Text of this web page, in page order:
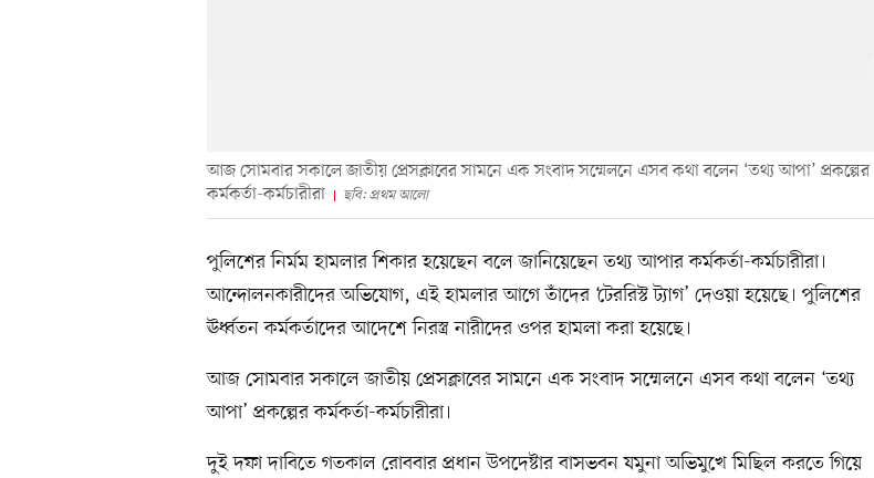
আজ সোমবার সকালে জাতীয় প্রেসক্লাবের সামনে এক সংবাদ সম্মেলনে এসব কথা বলেন ‘তথ্য আপা’ প্রকল্পের
কর্মকর্তা-কর্মচারীরা
ছবি: প্রথম আলো
পুলিশের নির্মম হামলার শিকার হয়েছেন বলে জানিয়েছেন তথ্য আপার কর্মকর্তা-কর্মচারীরা।
আন্দোলনকারীদের অভিযোগ, এই হামলার আগে তাঁদের ‘টেররিস্ট ট্যাগ’ দেওয়া হয়েছে। পুলিশের
ঊর্ধ্বতন কর্মকর্তাদের আদেশে নিরস্ত্র নারীদের ওপর হামলা করা হয়েছে।
আজ সোমবার সকালে জাতীয় প্রেসক্লাবের সামনে এক সংবাদ সম্মেলনে এসব কথা বলেন ‘তথ্য
আপা’ প্রকল্পের কর্মকর্তা-কর্মচারীরা।
দুই দফা দাবিতে গতকাল রোববার প্রধান উপদেষ্টার বাসভবন যমুনা অভিমুখে মিছিল করতে গিয়ে